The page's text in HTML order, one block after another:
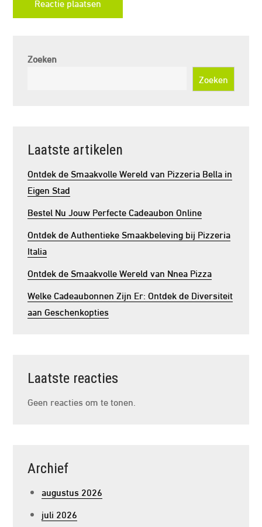
Zoeken
Zoeken
Laatste artikelen
Ontdek de Smaakvolle Wereld van Pizzeria Bella in
Eigen Stad
Bestel Nu Jouw Perfecte Cadeaubon Online
Ontdek de Authentieke Smaakbeleving bij Pizzeria
Italia
Ontdek de Smaakvolle Wereld van Nnea Pizza
Welke Cadeaubonnen Zijn Er: Ontdek de Diversiteit
aan Geschenkopties
Laatste reacties
Geen reacties om te tonen.
Archief
augustus 2026
juli 2026